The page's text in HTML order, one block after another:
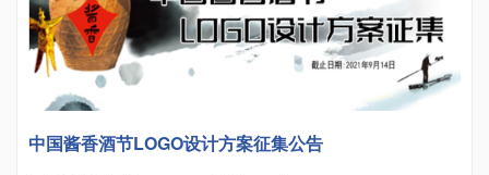
中国酱香酒节LOGO设计方案征集公告